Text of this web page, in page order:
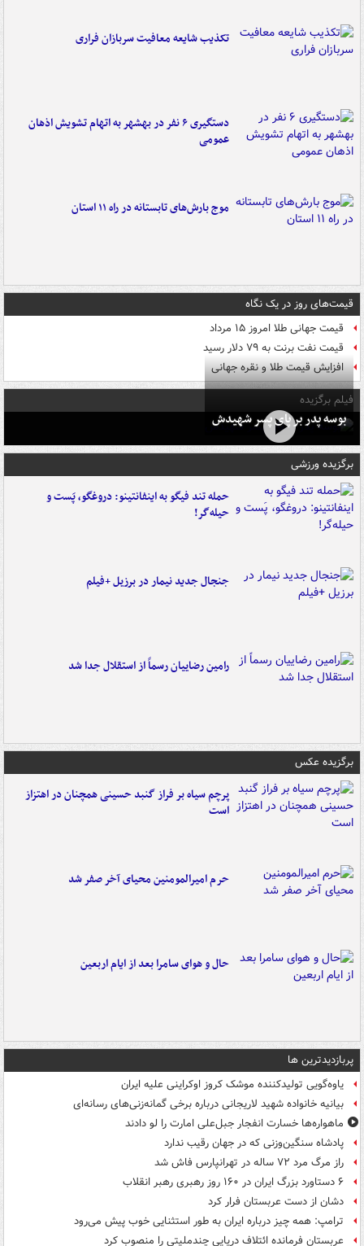
تکذیب شایعه معافیت سربازان فراری
دستگیری ۶ نفر در بهشهر به اتهام تشویش اذهان
عمومی
موج بارش‌های تابستانه در راه ۱۱ استان
قیمت‌های روز در یک نگاه
قیمت جهانی طلا امروز ۱۵ مرداد
قیمت نفت برنت به ۷۹ دلار رسید
افزایش قیمت طلا و نقره جهانی
فیلم برگزیده
بوسه‌ پدر بر پای پسر شهیدش
برگزیده ورزشی
حمله تند فیگو به اینفانتینو: دروغگو، پَست‌ و
حیله‌گر!
جنجال جدید نیمار در برزیل +فیلم
رامین رضاییان رسماً از استقلال جدا شد
برگزیده عکس
پرچم سیاه بر فراز گنبد حسینی همچنان در اهتزاز
است
حرم امیرالمومنین محیای آخر صفر شد
حال و هوای سامرا بعد از ایام اربعین
پربازدیدترین ها
یاوه‌گویی تولیدکننده موشک کروز اوکراینی علیه ایران
بیانیه خانواده شهید لاریجانی درباره برخی گمانه‌زنی‌های رسانه‌ای
ماهواره‌ها خسارت انفجار جبل‌علی امارت را لو دادند
پادشاه سنگین‌وزنی که در جهان رقیب ندارد
راز مرگ مرد ۷۲ ساله در تهرانپارس فاش شد
۶ دستاورد بزرگ ایران در ۱۶۰ روز رهبری رهبر انقلاب
دشان از دست عربستان فرار کرد
ترامپ: همه چیز درباره ایران به طور استثنایی خوب پیش می‌رود
عربستان فرمانده ائتلاف دریایی چندملیتی را منصوب کرد